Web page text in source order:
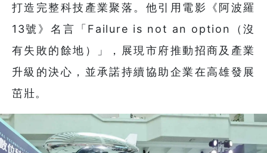
打造完整科技產業聚落。他引用電影《阿波羅
13號》名言「Failure is not an option（沒
有失敗的餘地）」，展現市府推動招商及產業
升級的決心，並承諾持續協助企業在高雄發展
茁壯。